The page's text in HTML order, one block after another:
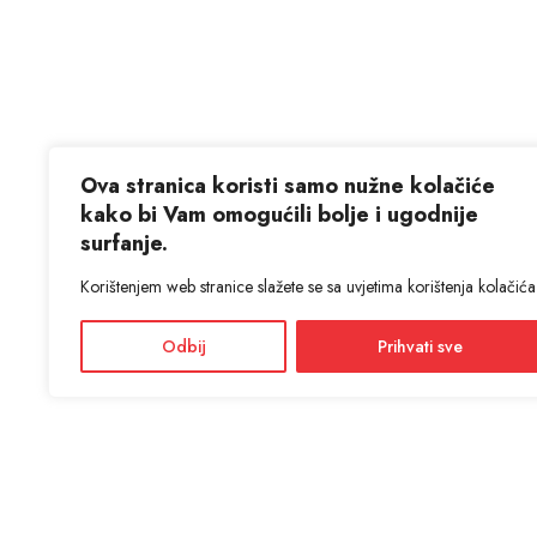
Ova stranica koristi samo nužne kolačiće
kako bi Vam omogućili bolje i ugodnije
surfanje.
Korištenjem web stranice slažete se sa uvjetima korištenja kolačića
Odbij Prihvati sve